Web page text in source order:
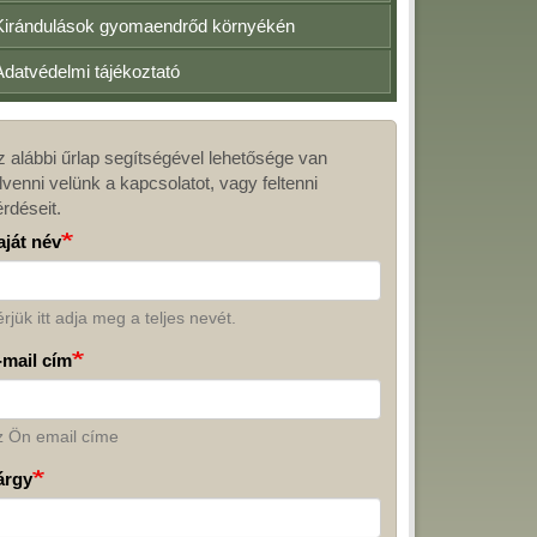
gyomaendrőd környékén
tájékoztató
alábbi űrlap segítségével lehetősége van
velünk a kapcsolatot, vagy feltenni
név
itt adja meg a teljes nevét.
mail cím
Ön email címe